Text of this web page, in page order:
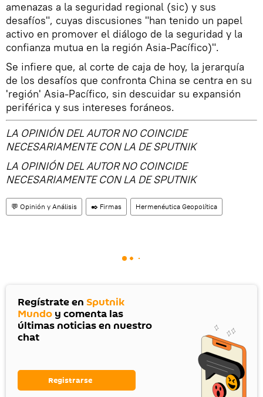
amenazas a la seguridad regional (sic) y sus
desafíos", cuyas discusiones "han tenido un papel
activo en promover el diálogo de la seguridad y la
confianza mutua en la región Asia-Pacífico)".
Se infiere que, al corte de caja de hoy, la jerarquía
de los desafíos que confronta China se centra en su
'región' Asia-Pacífico, sin descuidar su expansión
periférica y sus intereses foráneos.
LA OPINIÓN DEL AUTOR NO COINCIDE
NECESARIAMENTE CON LA DE SPUTNIK
LA OPINIÓN DEL AUTOR NO COINCIDE
NECESARIAMENTE CON LA DE SPUTNIK
💬 Opinión y Análisis ✒️ Firmas Hermenéutica Geopolítica
Regístrate en Sputnik
Mundo y comenta las
últimas noticias en nuestro
chat
Registrarse